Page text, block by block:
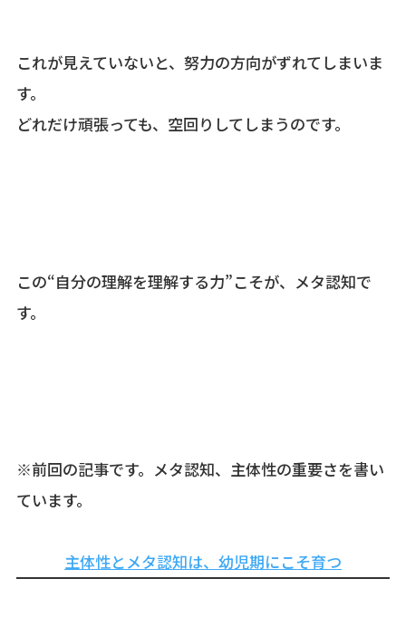
これが見えていないと、努力の方向がずれてしまいま
す。
どれだけ頑張っても、空回りしてしまうのです。
この“自分の理解を理解する力”こそが、メタ認知で
す。
※前回の記事です。メタ認知、主体性の重要さを書い
ています。
主体性とメタ認知は、幼児期にこそ育つ